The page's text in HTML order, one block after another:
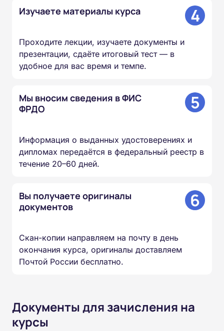
Изучаете материалы курса 4
Проходите лекции, изучаете документы и
презентации, сдаёте итоговый тест — в
удобное для вас время и темпе.
Мы вносим сведения в ФИС
ФРДО
5
Информация о выданных удостоверениях и
дипломах передаётся в федеральный реестр в
течение 20–60 дней.
Вы получаете оригиналы
документов
6
Скан-копии направляем на почту в день
окончания курса, оригиналы доставляем
Почтой России бесплатно.
Документы для зачисления на
курсы